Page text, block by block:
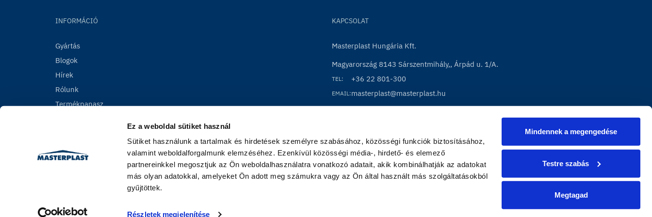
Ez a weboldal sütiket használ
Sütiket használunk a tartalmak és hirdetések személyre szabásához, közösségi funkciók biztosításához,
valamint weboldalforgalmunk elemzéséhez. Ezenkívül közösségi média-, hirdető- és elemező
partnereinkkel megosztjuk az Ön weboldalhasználatra vonatkozó adatait, akik kombinálhatják az adatokat
más olyan adatokkal, amelyeket Ön adott meg számukra vagy az Ön által használt más szolgáltatásokból
gyűjtöttek.
Részletek megjelenítése
Mindennek a megengedése
Testre szabás
Megtagad
INFORMÁCIÓ
Gyártás
Blogok
Hírek
Rólunk
Termékpanasz
KAPCSOLAT
Masterplast Hungária Kft.
Magyarország 8143 Sárszentmihály,, Árpád u. 1/A.
TEL: +36 22 801-300
EMAIL:masterplast@masterplast.hu